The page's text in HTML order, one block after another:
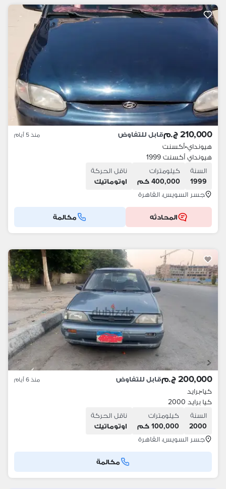
210,000 ج.م قابل للتفاوض منذ 5 أيام
هيونداي•أكسنت
هيونداي أكسنت 1999
السنة
1999
كيلومترات
400,000 كم
ناقل الحركة
اوتوماتيك
جسر السويس، القاهرة
المحادثه مكالمة
200,000 ج.م قابل للتفاوض منذ 6 أيام
كيا•برايد
كيا برايد 2000
السنة
2000
كيلومترات
100,000 كم
ناقل الحركة
اوتوماتيك
جسر السويس، القاهرة
مكالمة